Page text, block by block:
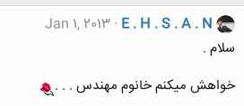
E . H . S . A . N
Jan 1, 2013
سلام .
خواهش میکنم خانوم مهندس . . .